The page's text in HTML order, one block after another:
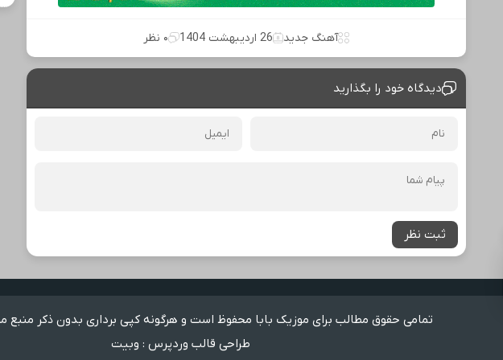
آهنگ جدید 26 اردیبهشت 1404 ۰ نظر
دیدگاه خود را بگذارید
ثبت نظر
تمامی حقوق مطالب برای موزیک بابا محفوظ است و هرگونه کپی برداری بدون ذکر منبع
طراحی قالب وردپرس : وبیت